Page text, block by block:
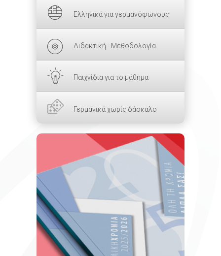
Ελληνικά για γερμανόφωνους
Διδακτική - Μεθοδολογία
Παιχνίδια για το μάθημα
Γερμανικά χωρίς δάσκαλο